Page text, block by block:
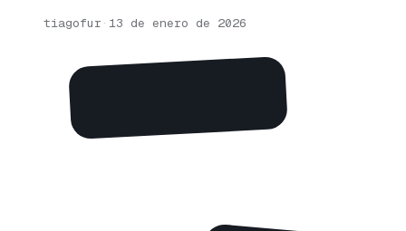
Português
tiagofur · 13 de enero de 2026